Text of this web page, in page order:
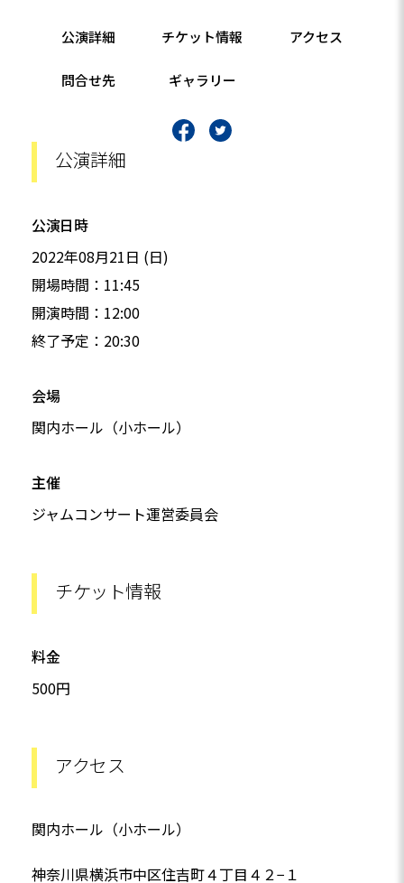
公演詳細
公演日時
2022年08月21日 (日)
開場時間：11:45
開演時間：12:00
終了予定：20:30
会場
関内ホール（小ホール）
主催
ジャムコンサート運営委員会
チケット情報
料金
500円
アクセス
関内ホール（小ホール）
神奈川県横浜市中区住吉町４丁目４２−１
公演詳細 チケット情報 アクセス
問合せ先 ギャラリー